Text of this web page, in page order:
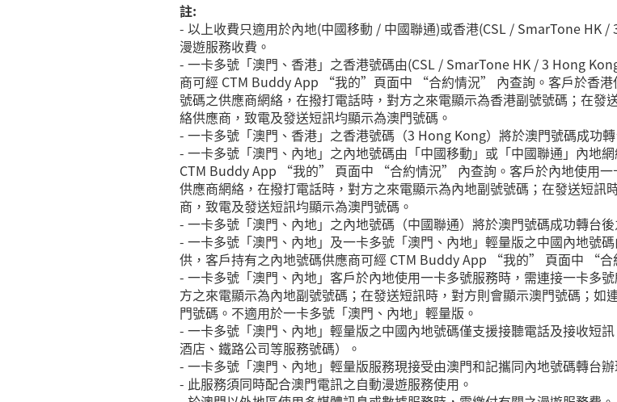
註:
- 以上收費只適用於內地(中國移動 / 中國聯通)或香港(CSL / SmarTone HK
漫遊服務收費。
- 一卡多號「澳門、香港」之香港號碼由(CSL / SmarTone HK / 3 Hong
商可經 CTM Buddy App “我的”頁面中 “合約情況” 內查詢。客戶於香港
號碼之供應商網絡，在撥打電話時，對方之來電顯示為香港副號號碼；在發
絡供應商，致電及發送短訊均顯示為澳門號碼。
- 一卡多號「澳門、香港」之香港號碼（3 Hong Kong）將於澳門號碼成功
- 一卡多號「澳門、內地」之內地號碼由「中國移動」或「中國聯通」內地
CTM Buddy App “我的” 頁面中 “合約情況” 內查詢。客戶於內地使用一
供應商網絡，在撥打電話時，對方之來電顯示為內地副號號碼；在發送短訊
商，致電及發送短訊均顯示為澳門號碼。
- 一卡多號「澳門、內地」之內地號碼（中國聯通）將於澳門號碼成功轉台
- 一卡多號「澳門、內地」及一卡多號「澳門、內地」輕量版之中國內地號
供，客戶持有之內地號碼供應商可經 CTM Buddy App “我的” 頁面中 “合
- 一卡多號「澳門、內地」客戶於內地使用一卡多號服務時，需連接一卡多
方之來電顯示為內地副號號碼；在發送短訊時，對方則會顯示澳門號碼；
門號碼。不適用於一卡多號「澳門、內地」輕量版。
- 一卡多號「澳門、內地」輕量版之中國內地號碼僅支援接聽電話及接收短
酒店、鐵路公司等服務號碼）。
- 一卡多號「澳門、內地」輕量版服務現接受由澳門和記攜同內地號碼轉台辦
- 此服務須同時配合澳門電訊之自動漫遊服務使用。